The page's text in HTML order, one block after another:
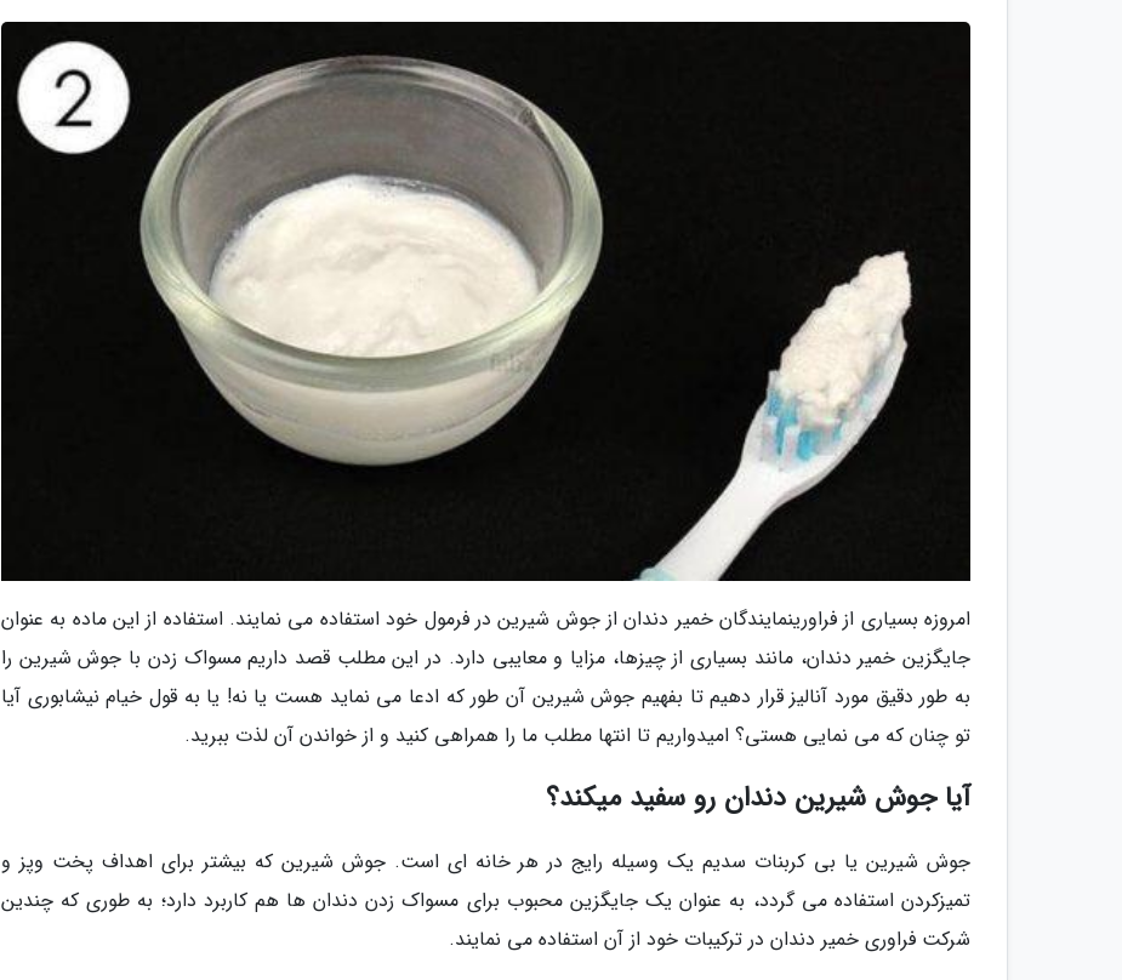
امروزه بسیاری از فراورینمایندگان خمیر دندان از جوش شیرین در فرمول خود استفاده می نمایند. استفاده از این ماده به عنوان
جایگزین خمیر دندان، مانند بسیاری از چیزها، مزایا و معایبی دارد. در این مطلب قصد داریم مسواک زدن با جوش شیرین را
به طور دقیق مورد آنالیز قرار دهیم تا بفهیم جوش شیرین آن طور که ادعا می نماید هست یا نه! یا به قول خیام نیشابوری آیا
تو چنان که می نمایی هستی؟ امیدواریم تا انتها مطلب ما را همراهی کنید و از خواندن آن لذت ببرید.
آیا جوش شیرین دندان رو سفید میکند؟
جوش شیرین یا بی کربنات سدیم یک وسیله رایج در هر خانه ای است. جوش شیرین که بیشتر برای اهداف پخت وپز و
تمیزکردن استفاده می گردد، به عنوان یک جایگزین محبوب برای مسواک زدن دندان ها هم کاربرد دارد؛ به طوری که چندین
شرکت فراوری خمیر دندان در ترکیبات خود از آن استفاده می نمایند.